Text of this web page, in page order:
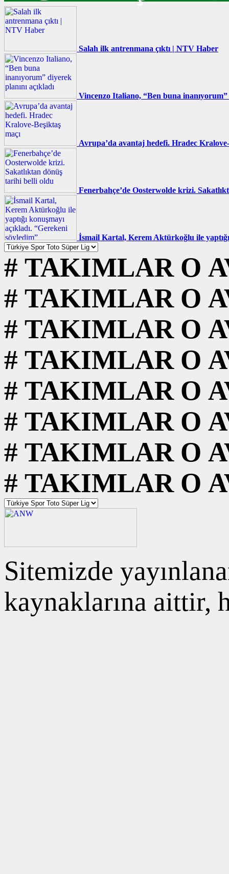
Salah ilk antrenmana çıktı | NTV Haber
Vincenzo Italiano, “Ben buna inanıyorum”
Avrupa’da avantaj hedefi. Hradec Kralove-
Fenerbahçe’de Oosterwolde krizi.
İsmail Kartal, Kerem Aktürkoğlu ile
# TAKIMLAR O
# TAKIMLAR O
# TAKIMLAR O
# TAKIMLAR O
# TAKIMLAR O
# TAKIMLAR O
# TAKIMLAR O
# TAKIMLAR O
Sitemizde
kaynaklarına aittir,